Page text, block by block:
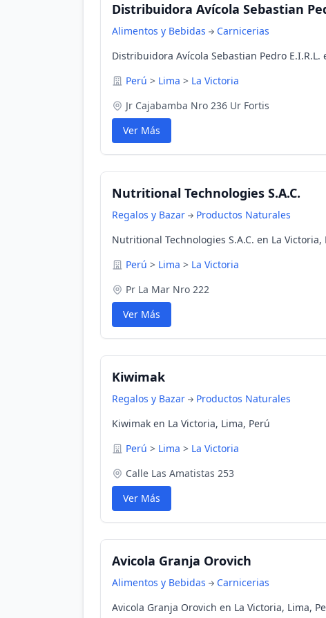
Distribuidora Avícola Sebastian
Alimentos y Bebidas
Carnicerias
Distribuidora Avícola Sebastian Pedro E.I.R.L.
Perú > Lima > La Victoria
Jr Cajabamba Nro 236 Ur Fortis
Ver Más
Nutritional Technologies S.A.C.
Regalos y Bazar
Productos Naturales
Nutritional Technologies S.A.C. en La Victoria,
Perú > Lima > La Victoria
Pr La Mar Nro 222
Ver Más
Kiwimak
Regalos y Bazar
Productos Naturales
Kiwimak en La Victoria, Lima, Perú
Perú > Lima > La Victoria
Calle Las Amatistas 253
Ver Más
Avicola Granja Orovich
Alimentos y Bebidas
Carnicerias
Avicola Granja Orovich en La Victoria, Lima,